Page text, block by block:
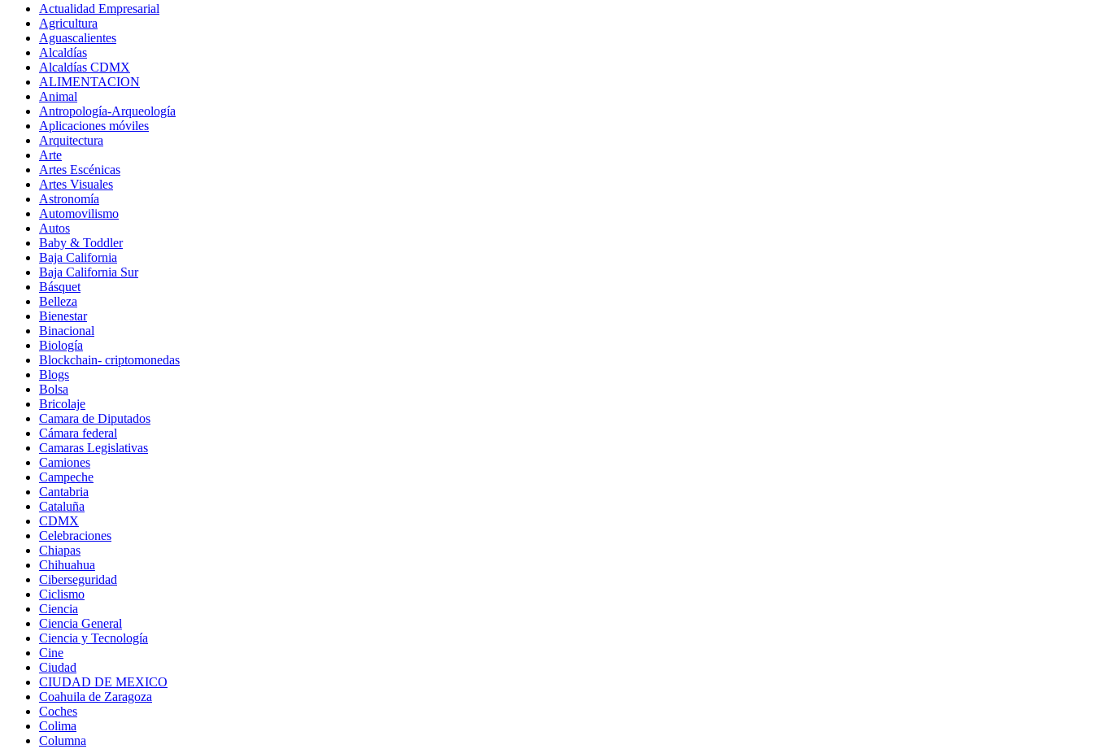
Actualidad Empresarial
Agricultura
Aguascalientes
Alcaldías
Alcaldías CDMX
ALIMENTACION
Animal
Antropología-Arqueología
Aplicaciones móviles
Arquitectura
Arte
Artes Escénicas
Artes Visuales
Astronomía
Automovilismo
Autos
Baby & Toddler
Baja California
Baja California Sur
Básquet
Belleza
Bienestar
Binacional
Biología
Blockchain- criptomonedas
Blogs
Bolsa
Bricolaje
Camara de Diputados
Cámara federal
Camaras Legislativas
Camiones
Campeche
Cantabria
Cataluña
CDMX
Celebraciones
Chiapas
Chihuahua
Ciberseguridad
Ciclismo
Ciencia
Ciencia General
Ciencia y Tecnología
Cine
Ciudad
CIUDAD DE MEXICO
Coahuila de Zaragoza
Coches
Colima
Columna